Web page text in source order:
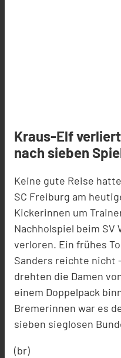
Kraus-Elf
nach sieben
Keine gute Reise
SC Freiburg am
Kickerinnen um
Nachholspiel beim SV
verloren. Ein frühes
Sanders reichte nicht
drehten die Damen
einem Doppelpack
Bremerinnen war es
sieben sieglosen
(br)